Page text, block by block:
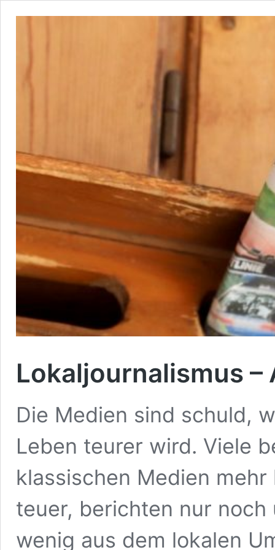
Lokaljournalismus
Die Medien sind schuld,
Leben teurer wird. Viele
klassischen Medien
teuer, berichten nur noch
wenig aus dem lokalen